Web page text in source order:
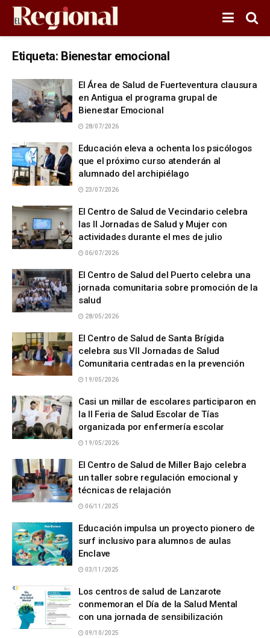
Etiqueta: Bienestar emocional
El Área de Salud de Fuerteventura clausura
en Antigua el programa grupal de
Bienestar Emocional
28/07/2026
Educación eleva a ochenta los psicólogos
que el próximo curso atenderán al
alumnado del archipiélago
23/07/2026
El Centro de Salud de Vecindario celebra
las II Jornadas de Salud y Mujer con
actividades durante el mes de julio
06/07/2026
El Centro de Salud del Puerto celebra una
jornada comunitaria sobre promoción de la
salud
28/05/2026
El Centro de Salud de Santa Brígida
celebra sus VII Jornadas de Salud
Comunitaria centradas en la prevención
19/05/2026
Casi un millar de escolares participaron en
la II Feria de Salud Escolar de Tías
organizada por enfermería escolar
19/05/2026
El Centro de Salud de Miller Bajo celebra
un taller sobre regulación emocional y
técnicas de relajación
06/11/2025
Educación impulsa un proyecto pionero de
surf inclusivo para alumnos de aulas
Enclave
03/11/2025
Los centros de salud de Lanzarote
conmemoran el Día de la Salud Mental
con una jornada de sensibilización
09/10/2025